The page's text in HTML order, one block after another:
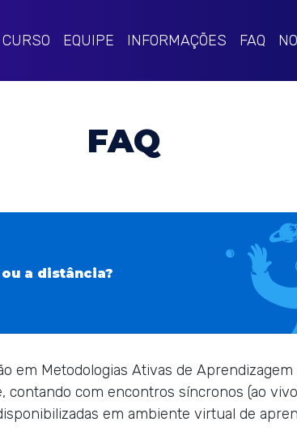
CURSO EQUIPE INFORMAÇÕES FAQ
FAQ
a distância?
em Metodologias Ativas de Aprendizagem
contando com encontros síncronos (ao
em ambiente virtual de